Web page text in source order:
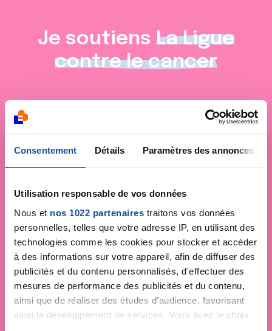
Consentement Détails Paramètres des annonces
Utilisation responsable de vos données
Nous et nos 1022 partenaires traitons vos données
personnelles, telles que votre adresse IP, en utilisant des
technologies comme les cookies pour stocker et accéder
à des informations sur votre appareil, afin de diffuser des
publicités et du contenu personnalisés, d'effectuer des
mesures de performance des publicités et du contenu,
ainsi que de réaliser des études d’audience, favorisant
ainsi le développement de services. Vous avez le choix
Je soutiens La Ligue
contre le cancer